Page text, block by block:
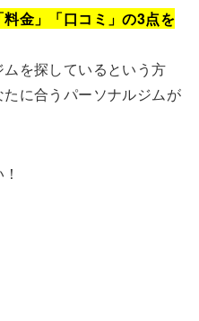
料金」「口コミ」の3点を
を探しているという方
に合うパーソナルジムが